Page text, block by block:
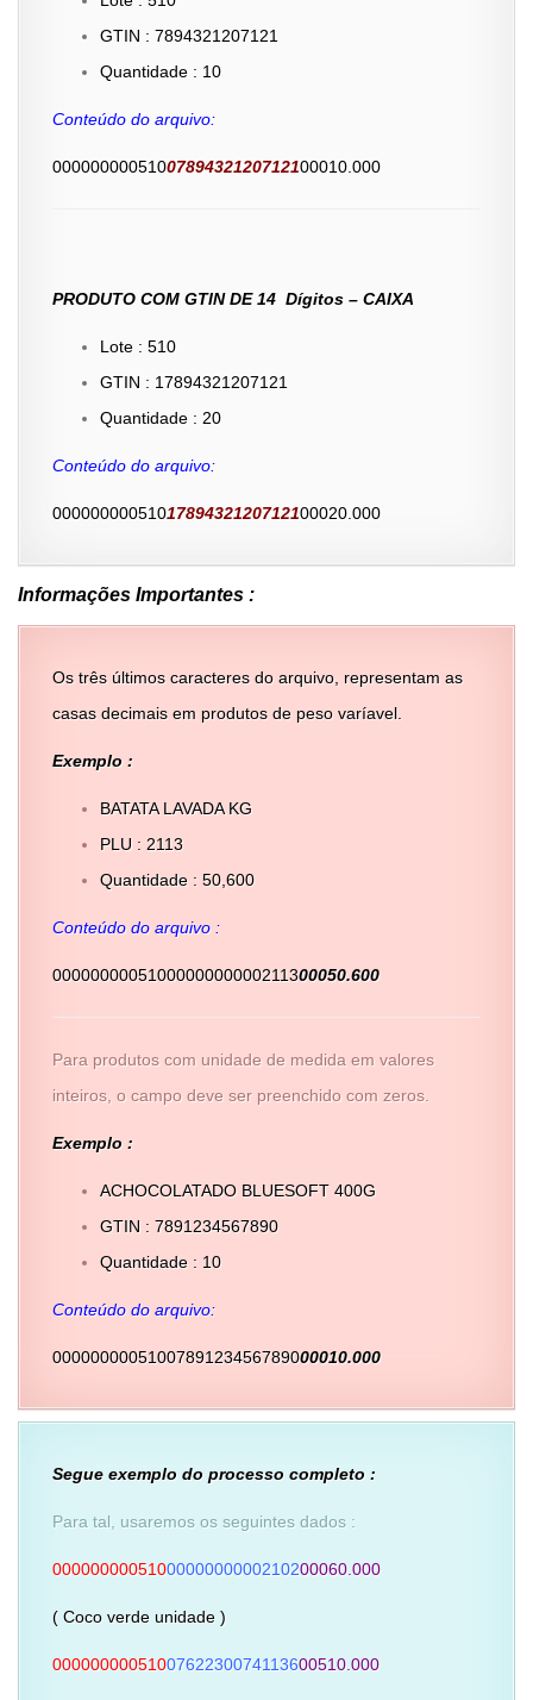
GTIN : 7894321207121
Quantidade : 10
Conteúdo do arquivo:
0000000005100789432120712100010.000
PRODUTO COM GTIN DE 14 Dígitos – CAIXA
Lote : 510
GTIN : 17894321207121
Quantidade : 20
Conteúdo do arquivo:
0000000005101789432120712100020.000
Informações Importantes :
Os três últimos caracteres do arquivo, representam as
casas decimais em produtos de peso varíavel.
Exemplo :
BATATA LAVADA KG
PLU : 2113
Quantidade : 50,600
Conteúdo do arquivo :
0000000005100000000000211300050.600
Para produtos com unidade de medida em valores
inteiros, o campo deve ser preenchido com zeros.
Exemplo :
ACHOCOLATADO BLUESOFT 400G
GTIN : 7891234567890
Quantidade : 10
Conteúdo do arquivo:
0000000005100789123456789000010.000
Segue exemplo do processo completo :
Para tal, usaremos os seguintes dados :
0000000005100000000000210200060.000
( Coco verde unidade )
0000000005100762230074113600510.000